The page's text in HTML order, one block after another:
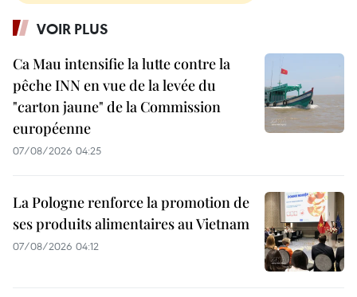
VOIR PLUS
Ca Mau intensifie la lutte contre la
pêche INN en vue de la levée du
"carton jaune" de la Commission
européenne
07/08/2026 04:25
La Pologne renforce la promotion de
ses produits alimentaires au Vietnam
07/08/2026 04:12